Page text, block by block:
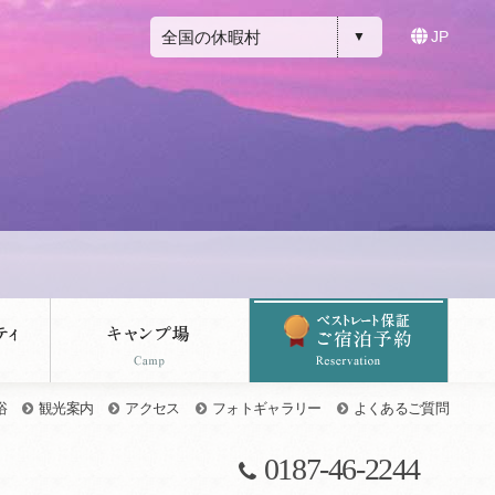
全国の休暇村 JP
観光案内 アクセス フォトギャラリー よくあるご質問
0187-46-2244